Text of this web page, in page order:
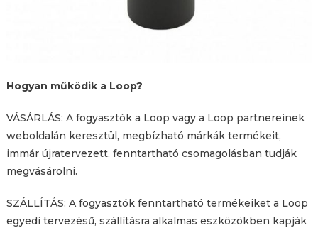
Hogyan működik a Loop?
VÁSÁRLÁS: A fogyasztók a Loop vagy a Loop partnereinek
weboldalán keresztül, megbízható márkák termékeit,
immár újratervezett, fenntartható csomagolásban tudják
megvásárolni.
SZÁLLÍTÁS: A fogyasztók fenntartható termékeiket a Loop
egyedi tervezésű, szállításra alkalmas eszközökben kapják